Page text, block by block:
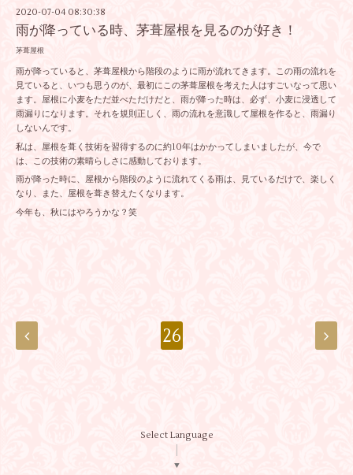
2020-07-04 08:30:38
雨が降っている時、茅葺屋根を見るのが好き！
茅葺屋根
雨が降っていると、茅葺屋根から階段のように雨が流れてきます。この雨の流れを
見ていると、いつも思うのが、最初にこの茅葺屋根を考えた人はすごいなって思い
ます。屋根に小麦をただ並べただけだと、雨が降った時は、必ず、小麦に浸透して
雨漏りになります。それを規則正しく、雨の流れを意識して屋根を作ると、雨漏り
しないんです。
私は、屋根を葺く技術を習得するのに約10年はかかってしまいましたが、今で
は、この技術の素晴らしさに感動しております。
雨が降った時に、屋根から階段のように流れてくる雨は、見ているだけで、楽しく
なり、また、屋根を葺き替えたくなります。
今年も、秋にはやろうかな？笑
26
Select Language
▼